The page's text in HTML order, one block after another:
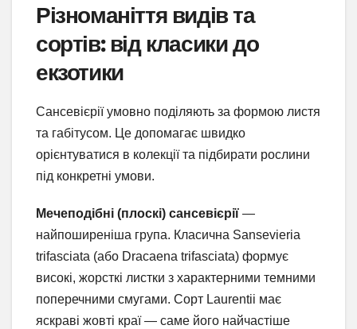
Різноманіття видів та
сортів: від класики до
екзотики
Сансевієрії умовно поділяють за формою листя
та габітусом. Це допомагає швидко
орієнтуватися в колекції та підбирати рослини
під конкретні умови.
Мечеподібні (плоскі) сансевієрії —
найпоширеніша група. Класична Sansevieria
trifasciata (або Dracaena trifasciata) формує
високі, жорсткі листки з характерними темними
поперечними смугами. Сорт Laurentii має
яскраві жовті краї — саме його найчастіше